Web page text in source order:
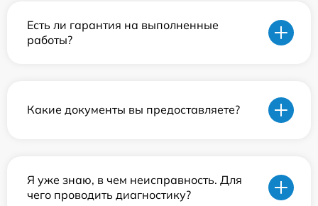
Есть ли гарантия на выполненные
работы?
Какие документы вы предоставляете?
Я уже знаю, в чем неисправность. Для
чего проводить диагностику?